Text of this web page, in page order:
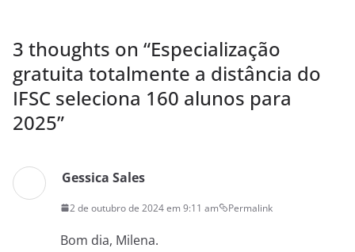
3 thoughts on “Especialização
gratuita totalmente a distância do
IFSC seleciona 160 alunos para
2025”
Gessica Sales
2 de outubro de 2024 em 9:11 am Permalink
Bom dia, Milena.